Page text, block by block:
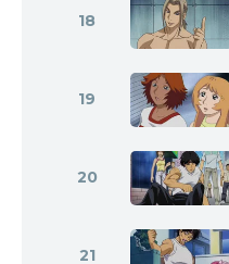
18
19
20
21